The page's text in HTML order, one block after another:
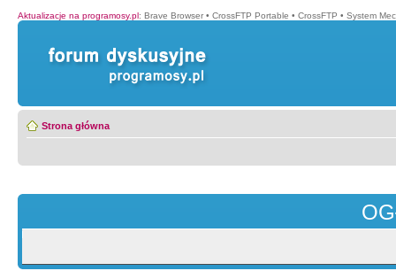
Aktualizacje na programosy.pl: Brave Browser • CrossFTP Portable • CrossFTP • System
Strona główna